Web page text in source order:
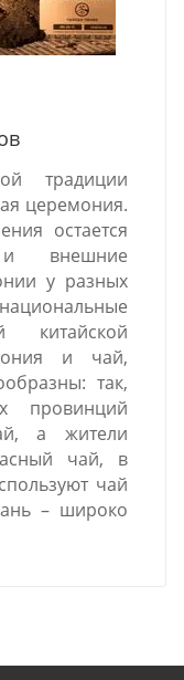
традиции
церемония.
остается
и внешние
у разных
китайской
и чай,
так,
провинций
а жители
чай, в
чай
– широко